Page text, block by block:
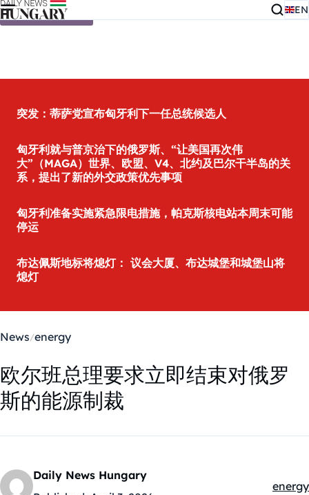
Skip to content EN
突发：蒂萨党宣布匈牙利下一任总统候选人
匈牙利就与普京治下的俄罗斯、“让美国再次伟
大”（MAGA）世界、欧盟、V4、北约及巴尔干半岛的关
系，提出了新的外交政策优先事项
匈牙利准备实施紧急限电措施，帕克斯核电站本周末可能
停运
布达佩斯地标将熄灯： 议会大厦、布达城堡和城堡山将
熄灯
News energy
欧尔班总理要求立即结束对俄罗
斯的能源制裁
Daily News Hungary
energy